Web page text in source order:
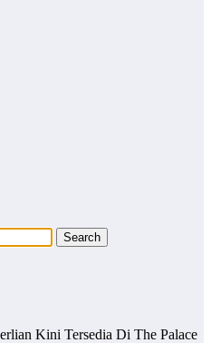
Kini Tersedia Di The Palace